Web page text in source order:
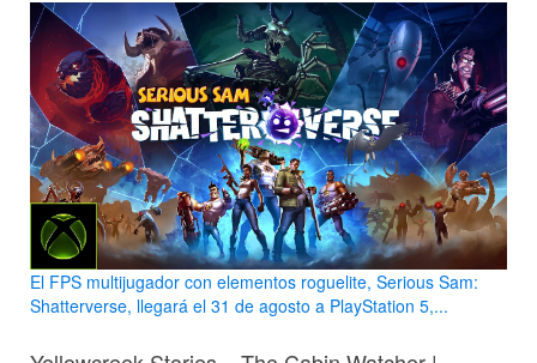
El FPS multijugador con elementos roguelite, Serious Sam:
Shatterverse, llegará el 31 de agosto a PlayStation 5,...